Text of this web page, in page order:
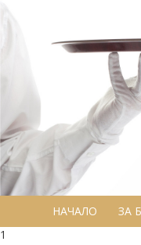
НАЧАЛО ЗА
1